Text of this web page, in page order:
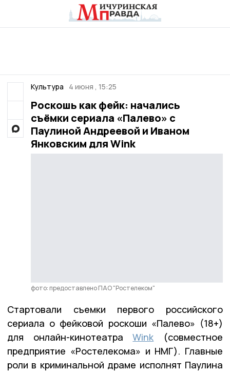
Культура 4 июня , 15:25
Роскошь как фейк: начались
съёмки сериала «Палево» с
Паулиной Андреевой и Иваном
Янковским для Wink
фото: предоставлено ПАО "Ростелеком"
Стартовали съемки первого российского
сериала о фейковой роскоши «Палево» (18+)
для онлайн-кинотеатраWink (совместное
предприятие «Ростелекома» и НМГ). Главные
роли в криминальной драме исполнят Паулина